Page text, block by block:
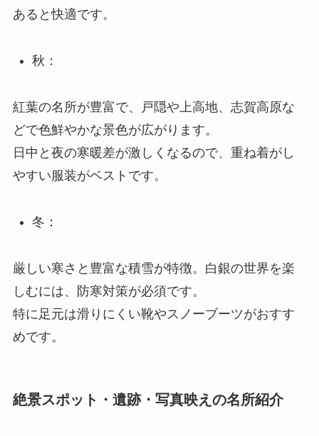
あると快適です。
秋：
紅葉の名所が豊富で、戸隠や上高地、志賀高原な
どで色鮮やかな景色が広がります。
日中と夜の寒暖差が激しくなるので、重ね着がし
やすい服装がベストです。
冬：
厳しい寒さと豊富な積雪が特徴。白銀の世界を楽
しむには、防寒対策が必須です。
特に足元は滑りにくい靴やスノーブーツがおすす
めです。
絶景スポット・遺跡・写真映えの名所紹介